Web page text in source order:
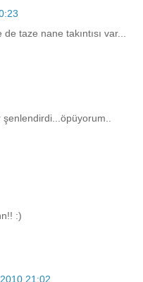
taze nane takıntısı var...
:)
21:02